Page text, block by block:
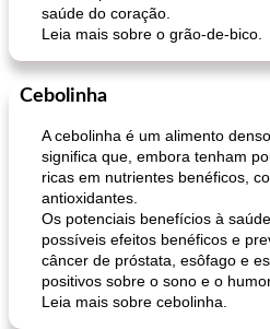
saúde do coração.
Leia mais sobre o grão-de-bico.
Cebolinha
A cebolinha é um alimento
significa que, embora tenham
ricas em nutrientes benéficos,
antioxidantes.
Os potenciais benefícios à
possíveis efeitos benéficos e
câncer de próstata, esôfago e
positivos sobre o sono e o
Leia mais sobre cebolinha.